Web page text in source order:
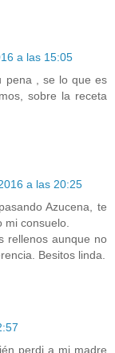
a las 15:05
pena , se lo que es
sobre la receta
a las 20:25
Azucena, te
consuelo.
rellenos aunque no
Besitos linda.
perdi a mi madre